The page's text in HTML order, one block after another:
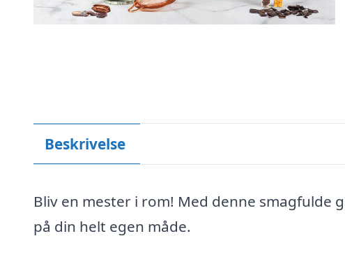
Beskrivelse
Bliv en mester i rom! Med denne smagfulde
på din helt egen måde.